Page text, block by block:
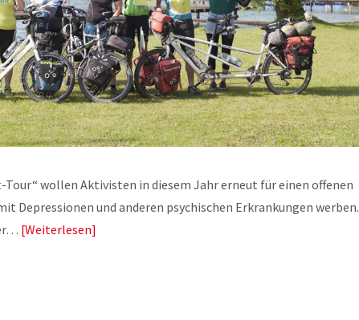
Tour“ wollen Aktivisten in diesem Jahr erneut für einen offenen
Depressionen und anderen psychischen Erkrankungen werben.
Weiterlesen